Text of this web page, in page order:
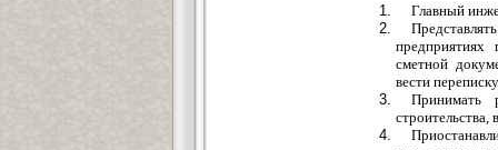
Главный
предприятиях
сметной
вести
Принимать